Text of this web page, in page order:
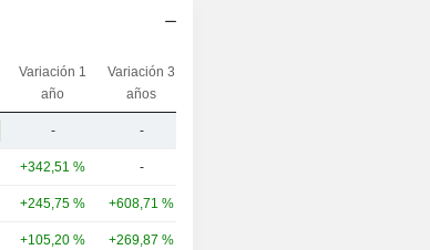
Variación 1
año
Variación 3
años
- -
+342,51 % -
+245,75 % +608,71 %
+105,20 % +269,87 %